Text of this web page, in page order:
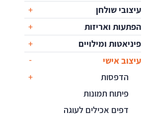
עיצובי שולחן
הפתעות ואריזות
פיניאטות ומילויים
עיצוב אישי
הדפסות
פיתוח תמונות
דפים אכילים לעוגה